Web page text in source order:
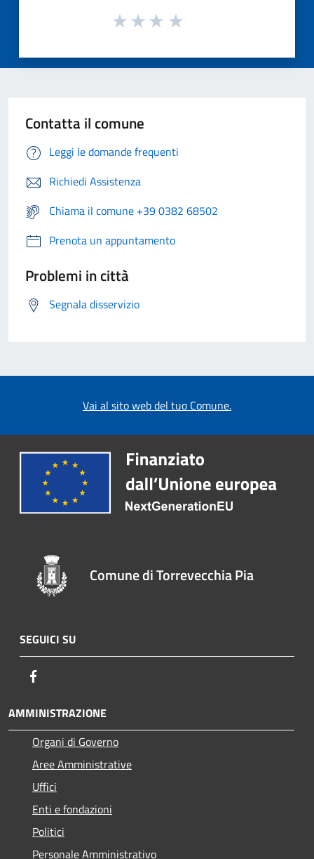
Contatta il comune
Leggi le domande frequenti
Richiedi Assistenza
Chiama il comune +39 0382 68502
Prenota un appuntamento
Problemi in città
Segnala disservizio
Vai al sito web del tuo Comune.
Comune di Torrevecchia Pia
SEGUICI SU
AMMINISTRAZIONE
Organi di Governo
Aree Amministrative
Uffici
Enti e fondazioni
Politici
Personale Amministrativo